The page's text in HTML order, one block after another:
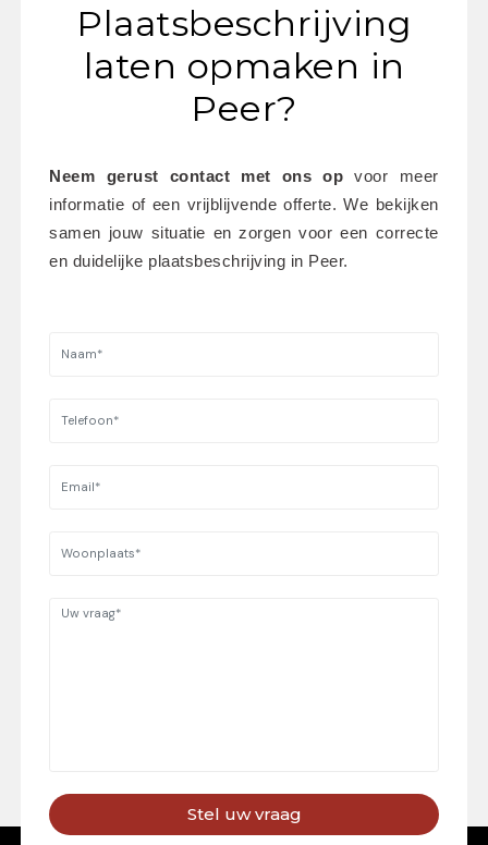
Plaatsbeschrijving
laten opmaken in
Peer?
Neem gerust contact met ons op voor meer
informatie of een vrijblijvende offerte. We bekijken
samen jouw situatie en zorgen voor een correcte
en duidelijke plaatsbeschrijving in Peer.
Stel uw vraag